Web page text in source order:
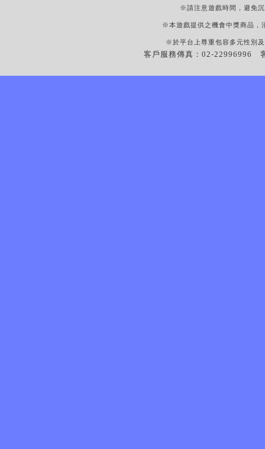
※請注意遊戲時間，避免
※本遊戲提供之機會中獎商品，
※於平台上尊重包容多元性別
客戶服務傳真：02-22996996